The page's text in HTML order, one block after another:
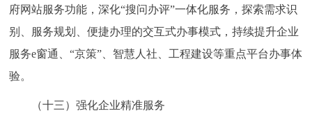
府网站服务功能，深化“搜问办评”一体化服务，探索需求识
别、服务规划、便捷办理的交互式办事模式，持续提升企业
服务e窗通、“京策”、智慧人社、工程建设等重点平台办事体
验。
（十三）强化企业精准服务